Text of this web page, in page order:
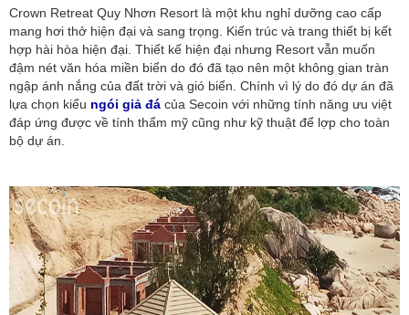
Crown Retreat Quy Nhơn Resort là một khu nghỉ dưỡng cao cấp
mang hơi thở hiện đại và sang trọng. Kiến trúc và trang thiết bị kết
hợp hài hòa hiện đại. Thiết kế hiện đại nhưng Resort vẫn muốn
đậm nét văn hóa miền biển do đó đã tạo nên một không gian tràn
ngập ánh nắng của đất trời và gió biển. Chính vì lý do đó dự án đã
lựa chọn kiểu ngói giả đá của Secoin với những tính năng ưu việt
đáp ứng được về tính thẩm mỹ cũng như kỹ thuật để lợp cho toàn
bộ dự án.